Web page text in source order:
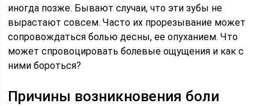
иногда позже. Бывают случаи, что эти зубы не
вырастают совсем. Часто их прорезывание может
сопровождаться болью десны, ее опуханием. Что
может спровоцировать болевые ощущения и как с
ними бороться?
Причины возникновения боли